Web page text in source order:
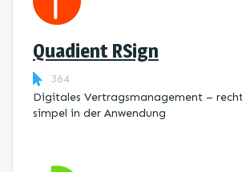
Quadient RSign
364
Digitales Vertragsmanagement –
simpel in der Anwendung